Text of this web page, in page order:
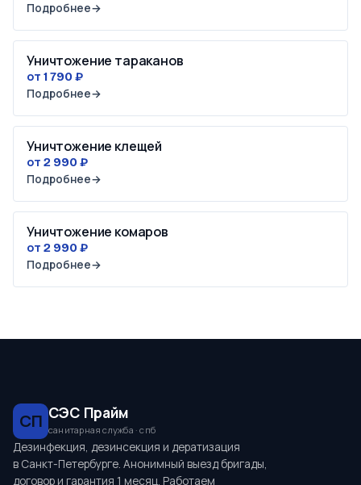
Подробнее→
Уничтожение тараканов
от 1 790 ₽
Подробнее→
Уничтожение клещей
от 2 990 ₽
Подробнее→
Уничтожение комаров
от 2 990 ₽
Подробнее→
СП СЭС Прайм
санитарная служба · спб
Дезинфекция, дезинсекция и дератизация
в Санкт-Петербурге. Анонимный выезд бригады,
договор и гарантия 1 месяц. Работаем